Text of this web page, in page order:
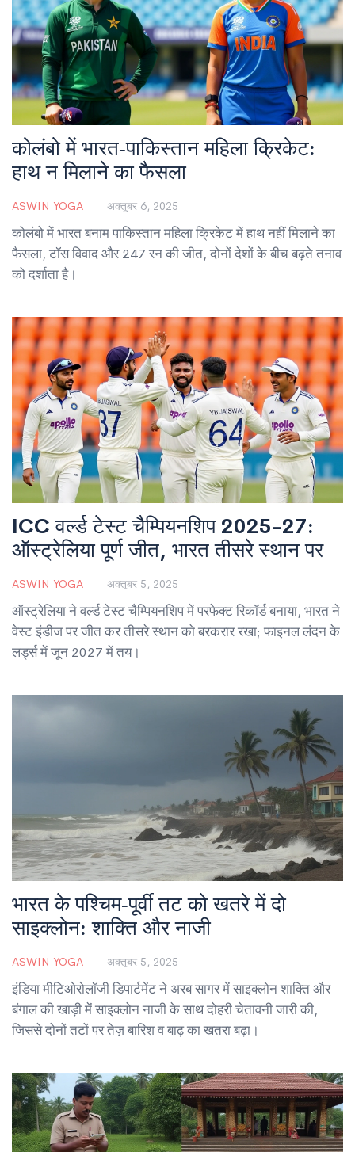
कोलंबो में भारत‑पाकिस्तान महिला क्रिकेट:
हाथ न मिलाने का फैसला
ASWIN YOGA अक्तूबर 6, 2025
कोलंबो में भारत बनाम पाकिस्तान महिला क्रिकेट में हाथ नहीं मिलाने का
फैसला, टॉस विवाद और 247 रन की जीत, दोनों देशों के बीच बढ़ते तनाव
को दर्शाता है।
ICC वर्ल्ड टेस्ट चैम्पियनशिप 2025-27:
ऑस्ट्रेलिया पूर्ण जीत, भारत तीसरे स्थान पर
ASWIN YOGA अक्तूबर 5, 2025
ऑस्ट्रेलिया ने वर्ल्ड टेस्ट चैम्पियनशिप में परफेक्ट रिकॉर्ड बनाया, भारत ने
वेस्ट इंडीज पर जीत कर तीसरे स्थान को बरकरार रखा; फाइनल लंदन के
लर्ड्स में जून 2027 में तय।
भारत के पश्चिम‑पूर्वी तट को खतरे में दो
साइक्लोन: शाक्ति और नाजी
ASWIN YOGA अक्तूबर 5, 2025
इंडिया मीटिओरोलॉजी डिपार्टमेंट ने अरब सागर में साइक्लोन शाक्ति और
बंगाल की खाड़ी में साइक्लोन नाजी के साथ दोहरी चेतावनी जारी की,
जिससे दोनों तटों पर तेज़ बारिश व बाढ़ का खतरा बढ़ा।